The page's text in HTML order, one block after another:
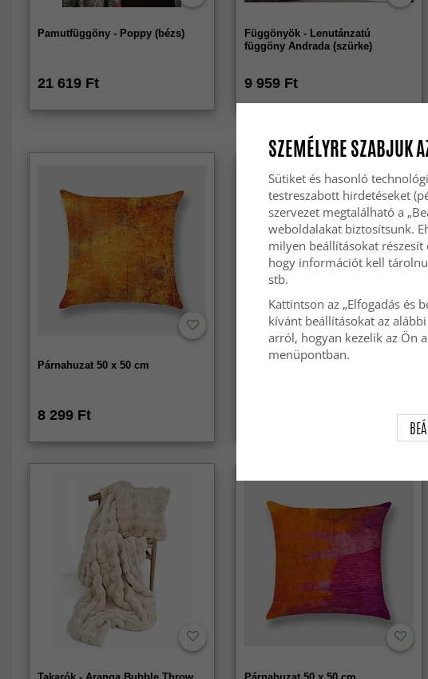
Pamutfüggöny - Poppy (bézs)
21 619 Ft
Függönyök - Lenutánzatú
függöny Andrada (szürke)
9 959 Ft
Párnahuzat 50 x 50 cm
8 299 Ft
Függönyök - Lenutánzatú
SZEMÉLYRE SZABJUK
Sütiket és hasonló
testreszabott hirdetéseket
szervezet megtalálható a
weboldalakat biztosítsunk.
milyen beállításokat
hogy információt kell
stb.
Kattintson az „Elfogadás és
kívánt beállításokat az
arról, hogyan kezelik az Ön
menüpontban.